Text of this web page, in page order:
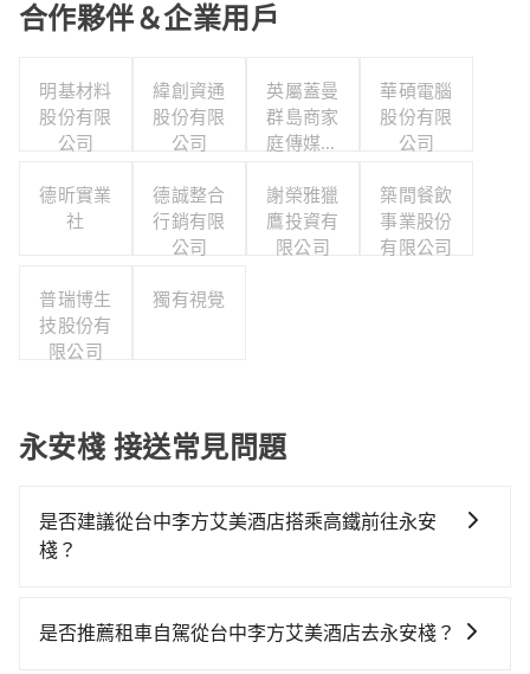
合作夥伴＆企業用戶
明基材料
股份有限
公司
緯創資通
股份有限
公司
英屬蓋曼
群島商家
庭傳媒股
司城邦分
公司
華碩電腦
股份有限
公司
德昕實業
社
德誠整合
行銷有限
公司
謝榮雅獵
鷹投資有
限公司
築間餐飲
事業股份
有限公司
普瑞博生
技股份有
限公司
獨有視覺
永安棧 接送常見問題
是否建議從台中李方艾美酒店搭乘高鐵前往永安
棧？
舒適、較貴、費時！從最早06:05一直到23:03，台中-台
是否推薦租車自駕從台中李方艾美酒店去永安棧？